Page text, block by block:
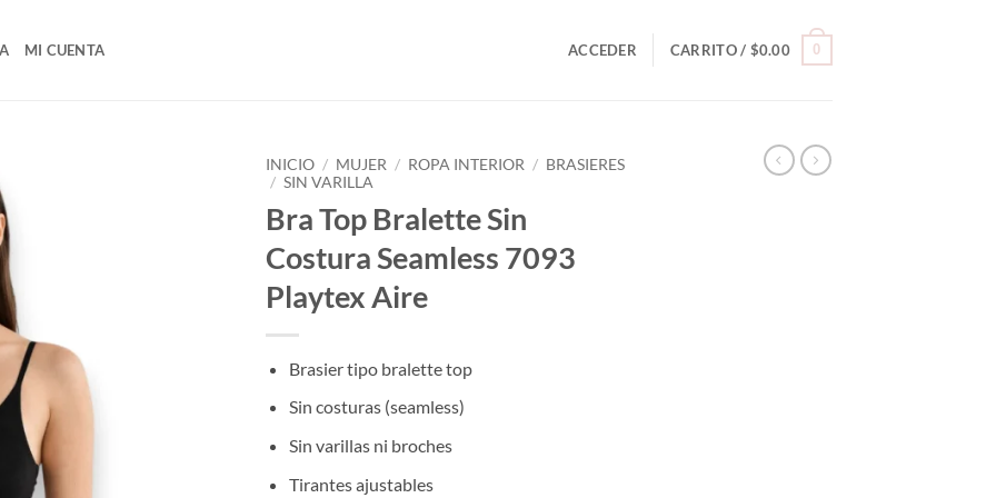
MI CUENTA ACCEDER CARRITO / $0.00 0
INICIO / MUJER / ROPA INTERIOR / BRASIERES
/ SIN VARILLA
Bra Top Bralette Sin
Costura Seamless 7093
Playtex Aire
Brasier tipo bralette top
Sin costuras (seamless)
Sin varillas ni broches
Tirantes ajustables